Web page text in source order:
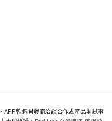
軟體開發商洽談合作或產品測試事